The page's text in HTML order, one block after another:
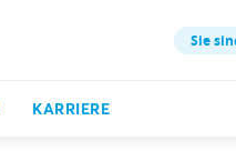
Sie
KARRIERE